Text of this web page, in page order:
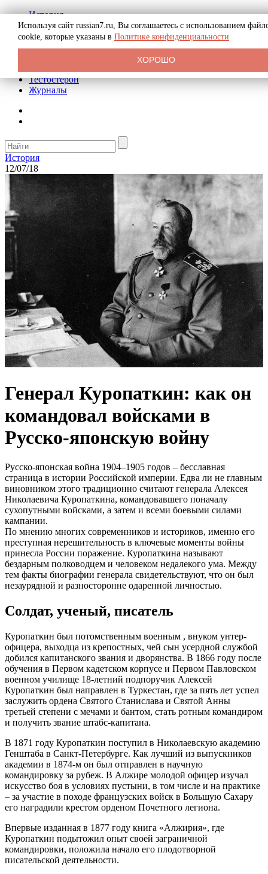
История
Биография
Криминал
Реклама на сайте
Тестостерон
Журналы
История
12/07/18
Генерал Куропаткин: как он
командовал войсками в
Русско-японскую войну
Русско-японская война 1904–1905 годов – бесславная
страница в истории Российской империи. Едва ли не главным
виновником этого традиционно считают генерала Алексея
Николаевича Куропаткина, командовавшего поначалу
сухопутными войсками, а затем и всеми боевыми силами
кампании.
По мнению многих современников и историков, именно его
преступная нерешительность в ключевые моменты войны
принесла России поражение. Куропаткина называют
бездарным полководцем и человеком недалекого ума. Между
тем факты биографии генерала свидетельствуют, что он был
незаурядной и разносторонне одаренной личностью.
Солдат, ученый, писатель
Куропаткин был потомственным военным , внуком унтер-
офицера, выходца из крепостных, чей сын усердной службой
добился капитанского звания и дворянства. В 1866 году после
обучения в Первом кадетском корпусе и Первом Павловском
военном училище 18-летний подпоручик Алексей
Куропаткин был направлен в Туркестан, где за пять лет успел
заслужить ордена Святого Станислава и Святой Анны
третьей степени с мечами и бантом, стать ротным командиром
и получить звание штабс-капитана.
В 1871 году Куропаткин поступил в Николаевскую академию
Генштаба в Санкт-Петербурге. Как лучший из выпускников
академии в 1874-м он был отправлен в научную
командировку за рубеж. В Алжире молодой офицер изучал
искусство боя в условиях пустыни, в том числе и на практике
– за участие в походе французских войск в Большую Сахару
его наградили крестом орденом Почетного легиона.
Впервые изданная в 1877 году книга «Алжирия», где
Куропаткин подытожил опыт своей заграничной
командировки, положила начало его плодотворной
писательской деятельности.
Используя сайт russian7.ru, Вы соглашаетесь с использованием
cookie, которые указаны в Политике конфиденциальности
ХОРОШО